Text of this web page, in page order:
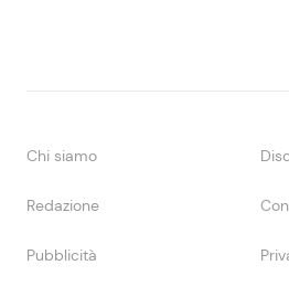
Chi siamo
Redazione
Pubblicità